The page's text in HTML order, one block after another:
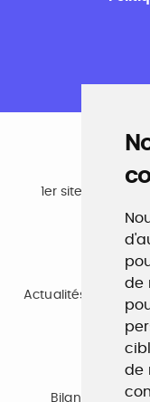
de
de
1er site emploi
Actualités, guide et
Bilan de